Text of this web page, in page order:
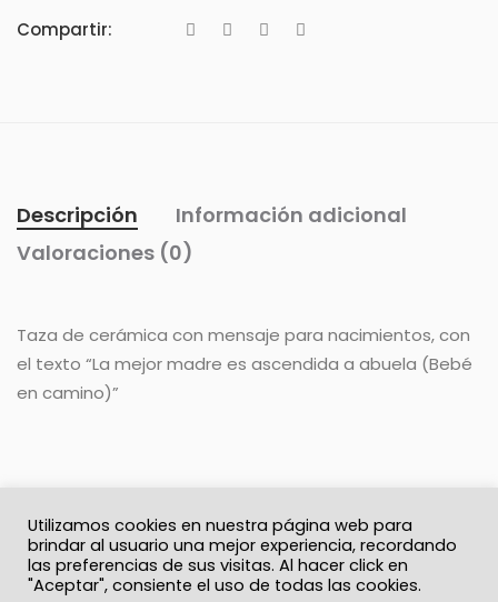
Compartir:
Descripción
Información adicional
Valoraciones (0)
Taza de cerámica con mensaje para nacimientos, con
el texto “La mejor madre es ascendida a abuela (Bebé
en camino)”
© 2026 Solo Recuerdos
Utilizamos cookies en nuestra página web para
brindar al usuario una mejor experiencia, recordando
las preferencias de sus visitas. Al hacer click en
"Aceptar", consiente el uso de todas las cookies.